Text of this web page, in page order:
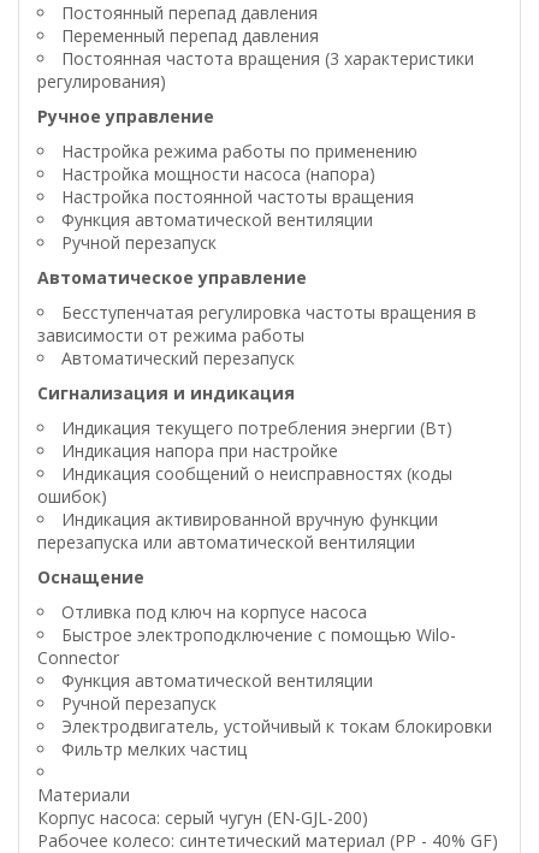
Постоянный перепад давления
Переменный перепад давления
Постоянная частота вращения (3 характеристики
регулирования)
Ручное управление
Настройка режима работы по применению
Настройка мощности насоса (напора)
Настройка постоянной частоты вращения
Функция автоматической вентиляции
Ручной перезапуск
Автоматическое управление
Бесступенчатая регулировка частоты вращения в
зависимости от режима работы
Автоматический перезапуск
Сигнализация и индикация
Индикация текущего потребления энергии (Вт)
Индикация напора при настройке
Индикация сообщений о неисправностях (коды
ошибок)
Индикация активированной вручную функции
перезапуска или автоматической вентиляции
Оснащение
Отливка под ключ на корпусе насоса
Быстрое электроподключение с помощью Wilo-
Connector
Функция автоматической вентиляции
Ручной перезапуск
Электродвигатель, устойчивый к токам блокировки
Фильтр мелких частиц
Материали
Корпус насоса: серый чугун (EN-GJL-200)
Рабочее колесо: синтетический материал (PP - 40% GF)